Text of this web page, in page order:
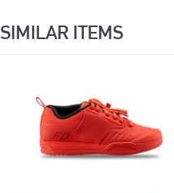
SIMILAR ITEMS